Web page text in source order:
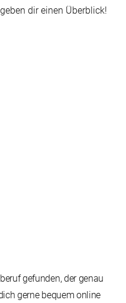
dir einen Überblick!
gefunden, der genau
gerne bequem online